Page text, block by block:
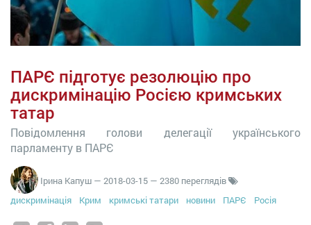
ПАРЄ підготує резолюцію про
дискримінацію Росією кримських
татар
Повідомлення голови делегації українського
парламенту в ПАРЄ
Ірина Капуш — 2018-03-15 — 2380 переглядів
дискримінація
Крим кримські татари новини ПАРЄ Росія